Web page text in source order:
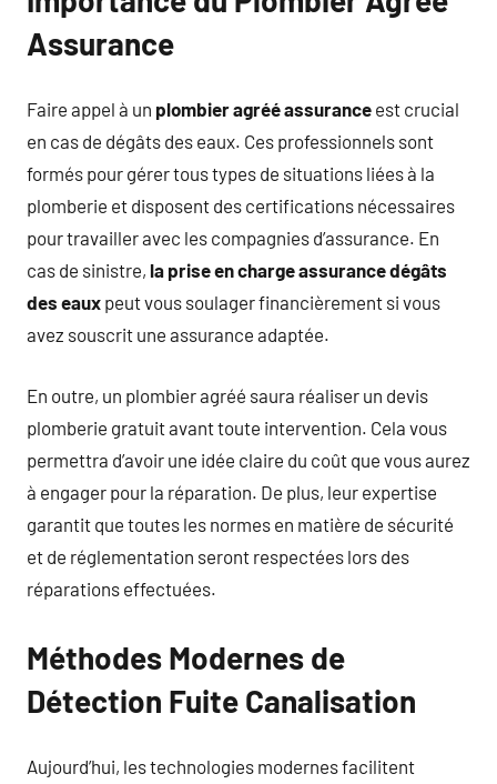
Assurance
Faire appel à un plombier agréé assurance est crucial
en cas de dégâts des eaux. Ces professionnels sont
formés pour gérer tous types de situations liées à la
plomberie et disposent des certifications nécessaires
pour travailler avec les compagnies d’assurance. En
cas de sinistre, la prise en charge assurance dégâts
des eaux peut vous soulager financièrement si vous
avez souscrit une assurance adaptée.
En outre, un plombier agréé saura réaliser un devis
plomberie gratuit avant toute intervention. Cela vous
permettra d’avoir une idée claire du coût que vous aurez
à engager pour la réparation. De plus, leur expertise
garantit que toutes les normes en matière de sécurité
et de réglementation seront respectées lors des
réparations effectuées.
Méthodes Modernes de
Détection Fuite Canalisation
Aujourd’hui, les technologies modernes facilitent